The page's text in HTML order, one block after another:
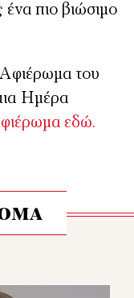
πιο βιώσιμο
του
Ημέρα
εδώ.